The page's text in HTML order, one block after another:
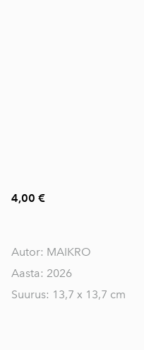
4,00 €
Autor: MAIKRO
Aasta: 2026
Suurus: 13,7 x 13,7 cm